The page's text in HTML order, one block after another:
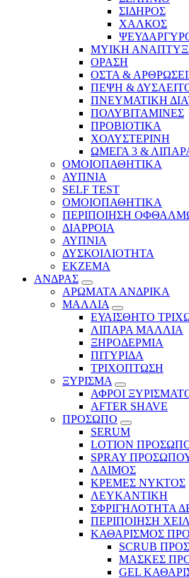
ΣΙΔΗΡΟΣ
ΧΑΛΚΟΣ
ΜΥΙΚΗ
ΟΡΑΣΗ
ΟΣΤΑ &
ΠΕΨΗ &
ΠΝΕΥΜΑΤΙΚΗ
ΠΟΛΥΒΙΤΑΜΙΝΕΣ
ΠΡΟΒΙΟΤΙΚΑ
ΧΟΛΥΣΤΕΡΙΝΗ
ΩΜΕΓΑ 3 &
ΟΜΟΙΟΠΑΘΗΤΙΚΑ
ΑΥΠΝΙΑ
SELF TEST
ΟΜΟΙΟΠΑΘΗΤΙΚΑ
ΠΕΡΙΠΟΙΗΣΗ
ΔΙΑΡΡΟΙΑ
ΑΥΠΝΙΑ
ΔΥΣΚΟΙΛΙΟΤΗΤΑ
ΕΚΖΕΜΑ
ΑΝΔΡΑΣ
ΑΡΩΜΑΤΑ ΑΝΔΡΙΚΑ
ΜΑΛΛΙΑ
ΕΥΑΙΣΘΗΤΟ
ΛΙΠΑΡΑ ΜΑΛΛΙΑ
ΞΗΡΟΔΕΡΜΙΑ
ΠΙΤΥΡΙΔΑ
ΤΡΙΧΟΠΤΩΣΗ
ΞΥΡΙΣΜΑ
ΑΦΡΟΙ
AFTER SHAVE
ΠΡΟΣΩΠΟ
SERUM
LOTION
SPRAY
ΛΑΙΜΟΣ
ΚΡΕΜΕΣ ΝΥΚΤΟΣ
ΛΕΥΚΑΝΤΙΚΗ
ΣΦΡΙΓΗΛΟΤΗΤΑ
ΠΕΡΙΠΟΙΗΣΗ
ΚΑΘΑΡΙΣΜΟΣ
SCRUB
ΜΑΣΚΕΣ
GEL